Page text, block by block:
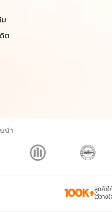
ต
นำ
100K+ลูกค้าใ
ไว้วาง